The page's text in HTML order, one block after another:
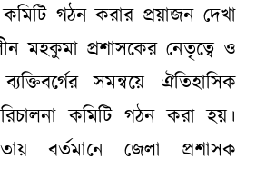
কমিটি গঠন করার প্রয়াজন দেখা
মহকুমা প্রশাসকের নেতৃত্বে ও
সমন্বয়ে ঐতিহাসিক
কমিটি গঠন করা হয়।
বর্তমানে জেলা প্রশাসক